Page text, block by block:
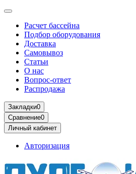
Расчет бассейна
Подбор оборудования
Доставка
Самовывоз
Статьи
О нас
Вопрос-ответ
Распродажа
Закладки0
Сравнение0
Личный кабинет
Авторизация